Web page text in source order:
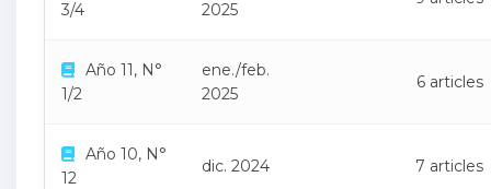
3/4
2025
Año 11, N°
1/2
ene./feb.
2025
6 articles
Año 10, N°
12
dic. 2024 7 articles